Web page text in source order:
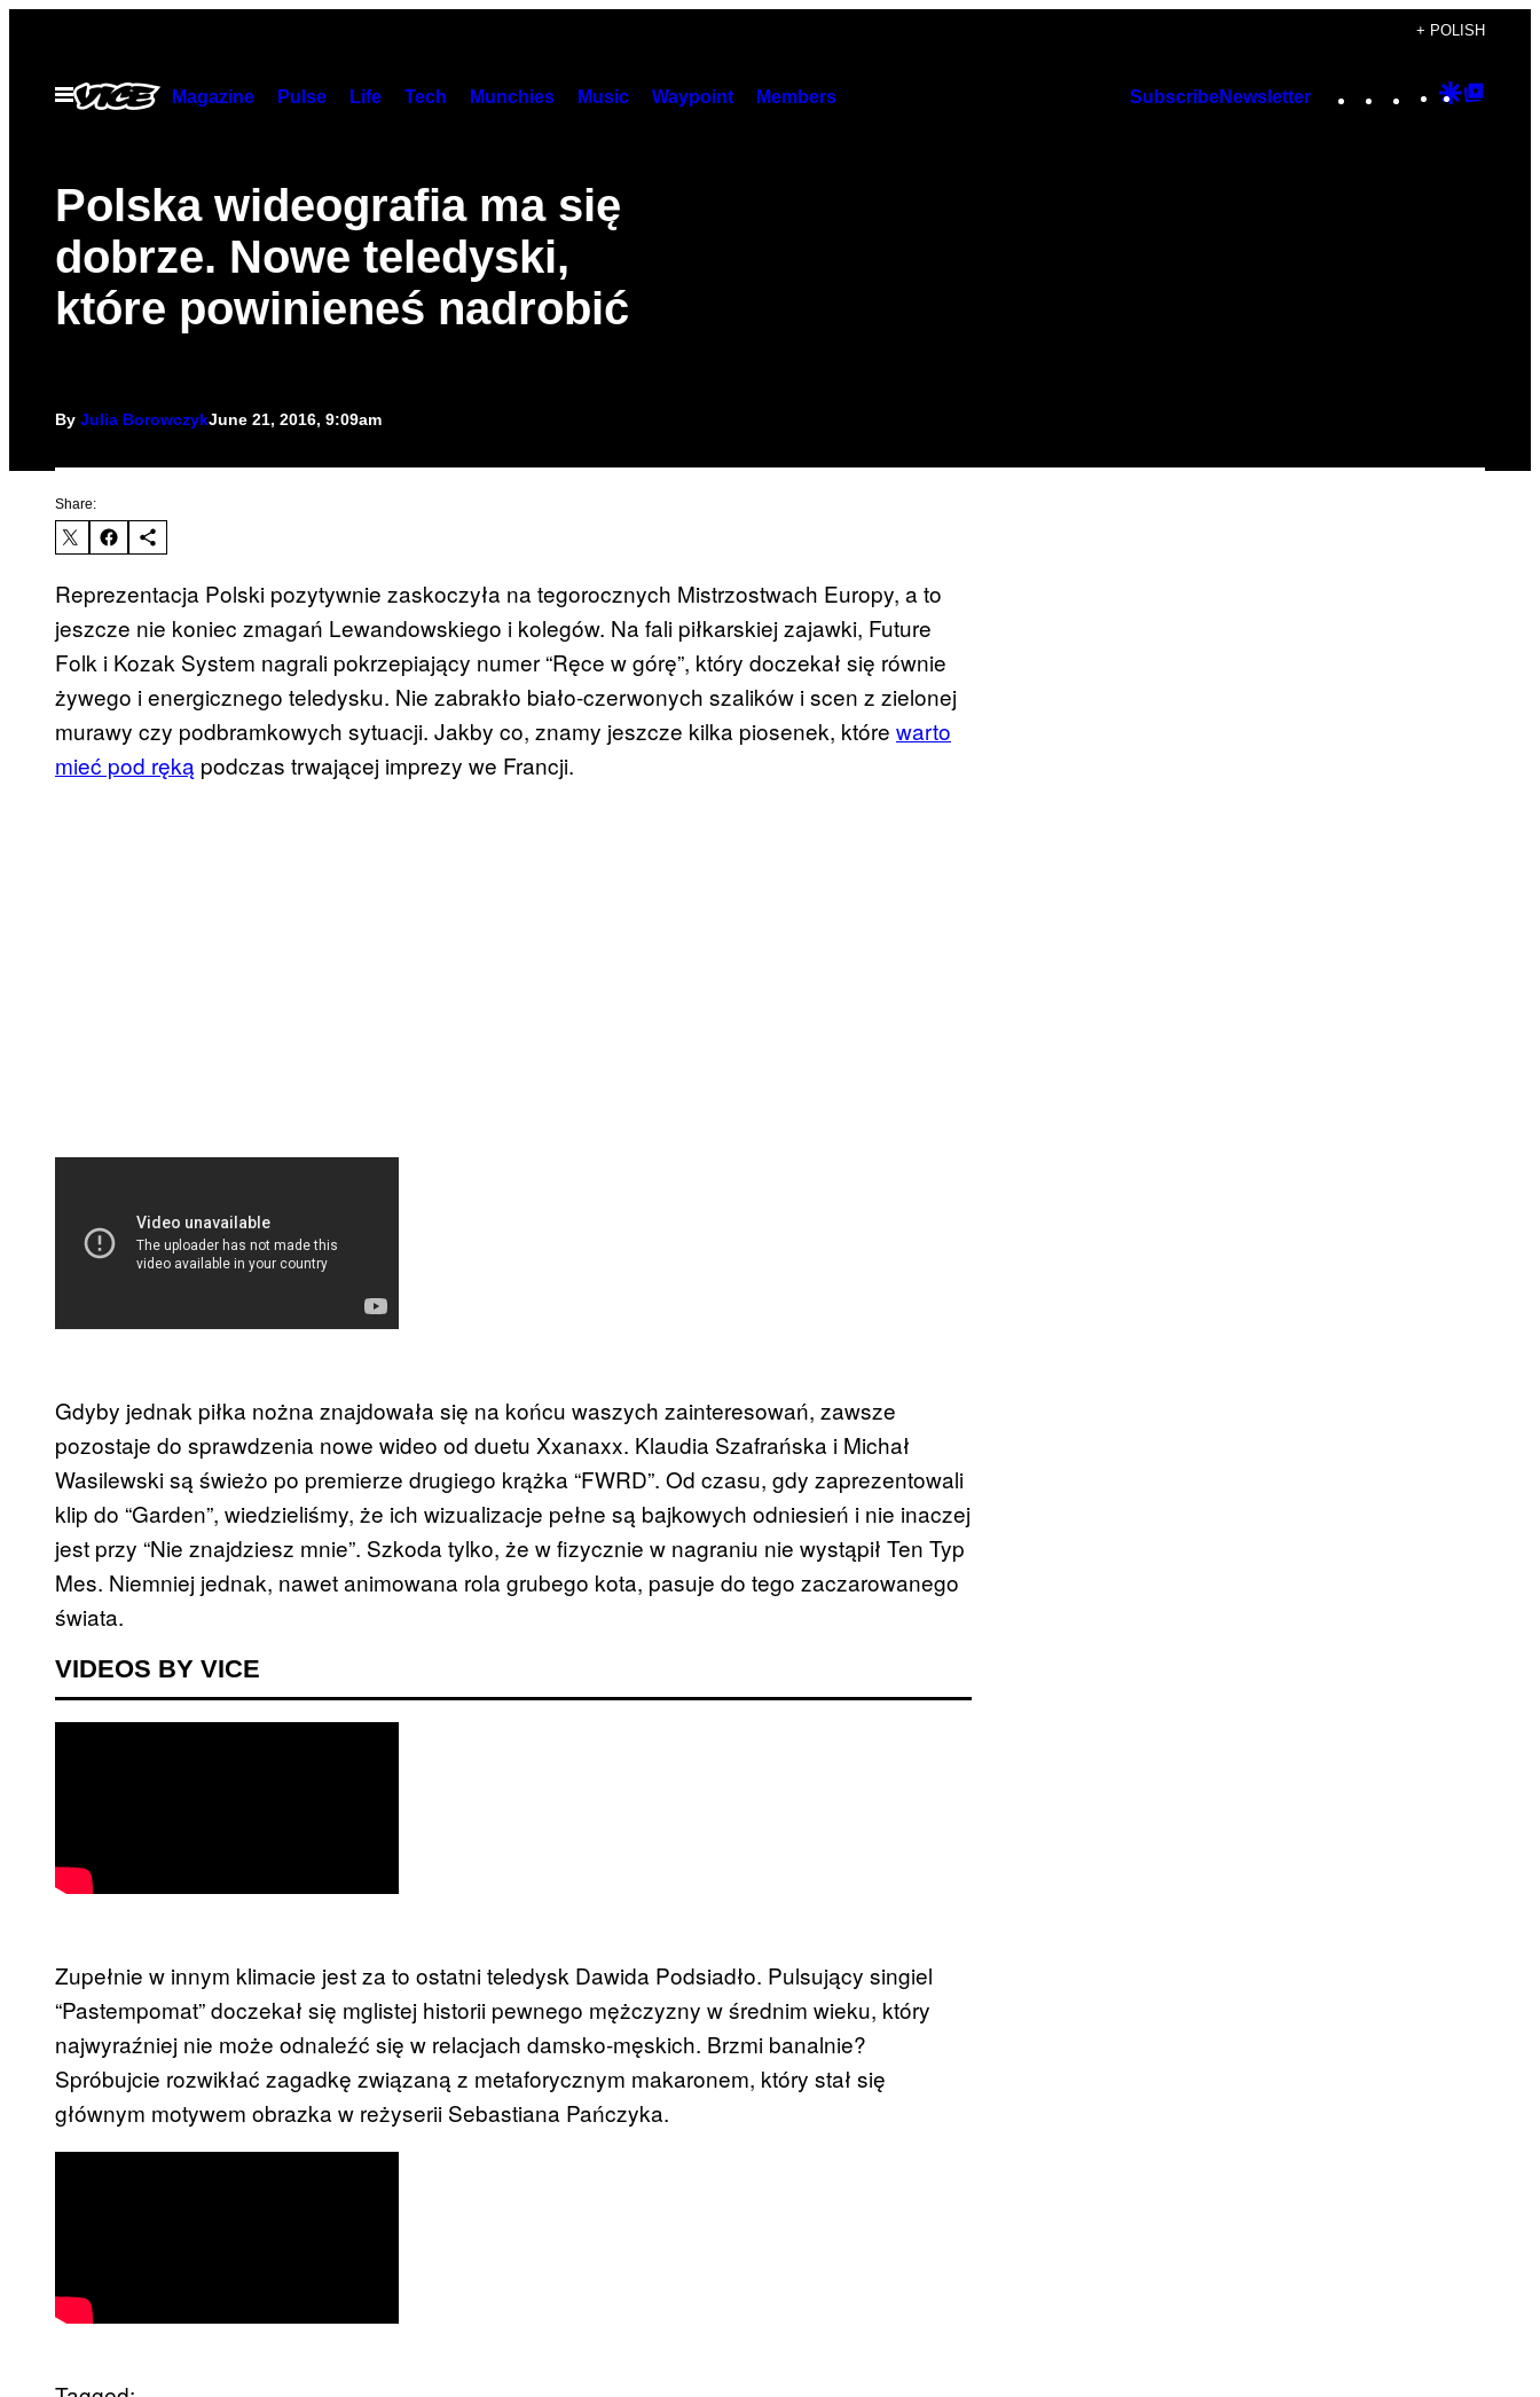
content
+ POLISH
Open
Menu
Magazine Pulse Life Tech Munchies Music Waypoint Members SubscribeNewsletter Instagram
TikTok
YouTube
Google
Polska wideografia ma się
dobrze. Nowe teledyski,
które powinieneś nadrobić
By Julia BorowczykJune 21, 2016, 9:09am
Share:
Reprezentacja Polski pozytywnie zaskoczyła na tegorocznych Mistrzostwach Europy, a to
jeszcze nie koniec zmagań Lewandowskiego i kolegów. Na fali piłkarskiej zajawki, Future
Folk i Kozak System nagrali pokrzepiający numer “Ręce w górę”, który doczekał się równie
żywego i energicznego teledysku. Nie zabrakło biało-czerwonych szalików i scen z zielonej
murawy czy podbramkowych sytuacji. Jakby co, znamy jeszcze kilka piosenek, które warto
mieć pod ręką podczas trwającej imprezy we Francji.
Gdyby jednak piłka nożna znajdowała się na końcu waszych zainteresowań, zawsze
pozostaje do sprawdzenia nowe wideo od duetu Xxanaxx. Klaudia Szafrańska i Michał
Wasilewski są świeżo po premierze drugiego krążka “FWRD”. Od czasu, gdy zaprezentowali
klip do “Garden”, wiedzieliśmy, że ich wizualizacje pełne są bajkowych odniesień i nie inaczej
jest przy “Nie znajdziesz mnie”. Szkoda tylko, że w fizycznie w nagraniu nie wystąpił Ten Typ
Mes. Niemniej jednak, nawet animowana rola grubego kota, pasuje do tego zaczarowanego
świata.
VIDEOS BY VICE
Zupełnie w innym klimacie jest za to ostatni teledysk Dawida Podsiadło. Pulsujący singiel
“Pastempomat” doczekał się mglistej historii pewnego mężczyzny w średnim wieku, który
najwyraźniej nie może odnaleźć się w relacjach damsko-męskich. Brzmi banalnie?
Spróbujcie rozwikłać zagadkę związaną z metaforycznym makaronem, który stał się
głównym motywem obrazka w reżyserii Sebastiana Pańczyka.